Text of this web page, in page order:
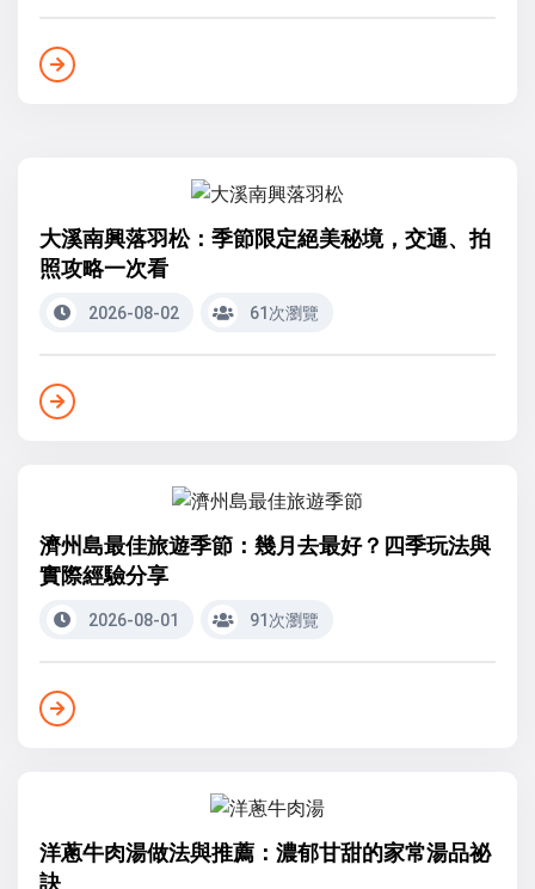
大溪南興落羽松：季節限定絕美秘境，交通、拍
照攻略一次看
2026-08-02 61次瀏覽
濟州島最佳旅遊季節：幾月去最好？四季玩法與
實際經驗分享
2026-08-01 91次瀏覽
洋蔥牛肉湯做法與推薦：濃郁甘甜的家常湯品祕
訣